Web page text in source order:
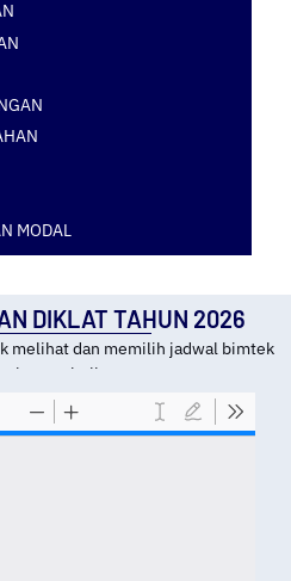
MODAL
DIKLAT TAHUN 2026
melihat dan memilih jadwal bimtek
kota pelatihan